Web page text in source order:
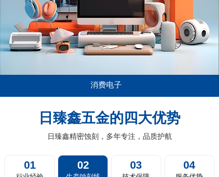
脑平板的音箱喇叭网面板，电视机及投影
扫地机器人的蚀刻过滤网，剃须刀剃须网
片，汽车的...
薄0.01mm或
料带蚀刻，卷
日臻鑫五金的四大优势
日臻鑫精密蚀刻，多年专注，品质护航
01 02 03 04